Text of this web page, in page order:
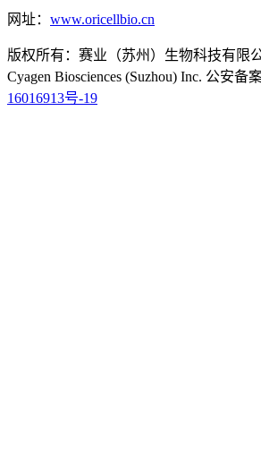
网址： www.oricellbio.cn
版权所有：赛业（苏州）生物科技有限
Cyagen Biosciences (Suzhou) Inc. 公安备案
16016913号-19